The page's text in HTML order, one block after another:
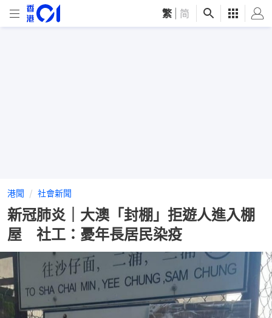
繁 简
港聞 社會新聞
新冠肺炎｜大澳「封棚」拒遊人進入棚
屋 社工：憂年長居民染疫